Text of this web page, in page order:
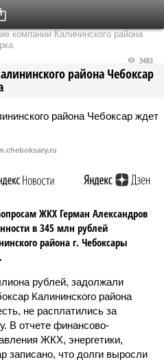
компании Калининского района
района Чебоксар
3483
ЖКХ Герман Александров
в 345 млн рублей
района г. Чебоксары
рублей, задолжали
Калининского района
не расплатились за
В отчете финансово-
ЖКХ, энергетики,
записано, что долги выросли